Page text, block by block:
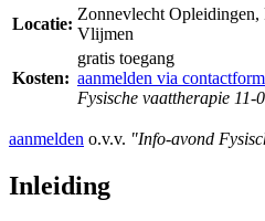
Locatie:
Zonnevlecht Opleidingen,
Vlijmen
Kosten:
gratis toegang
aanmelden via
Fysische vaattherapie 11-
aanmelden o.v.v. "Info-avond
Inleiding